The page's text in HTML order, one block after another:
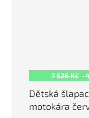
7 526 Kč
Dětská
motokára